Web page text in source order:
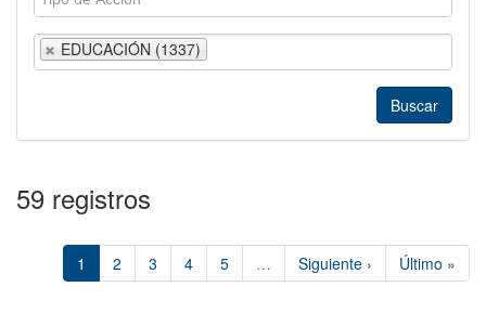
EDUCACIÓN (1337)
59 registros
1 2 3 4 5 … Siguiente › Último »